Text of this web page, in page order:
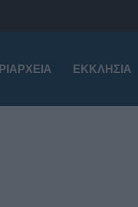
ΕΚΚΛΗΣΊΑ